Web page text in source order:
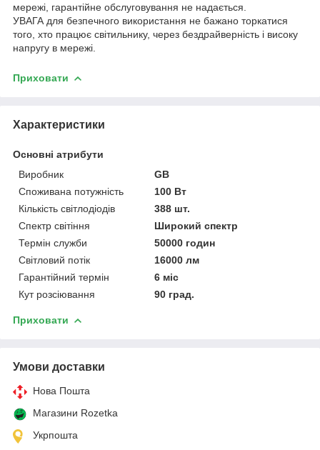
мережі, гарантійне обслуговування не надається.
УВАГА для безпечного використання не бажано торкатися
того, хто працює світильнику, через бездрайверність і високу
напругу в мережі.
Приховати
Характеристики
Основні атрибути
Виробник
GB
Споживана потужність
100 Вт
Кількість світлодіодів
388 шт.
Спектр світіння
Широкий спектр
Термін служби
50000 годин
Світловий потік
16000 лм
Гарантійний термін
6 міс
Кут розсіювання
90 град.
Приховати
Умови доставки
Нова Пошта
Магазини Rozetka
Укрпошта